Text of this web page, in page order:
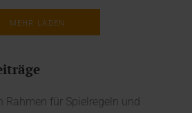
MEHR LADEN
Rahmen für Spielregeln und